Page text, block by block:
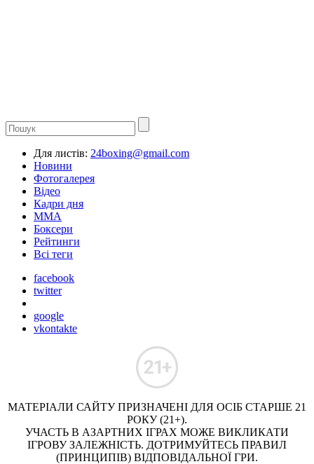
Для листів: 24boxing@gmail.com
Новини
Фотогалерея
Відео
Кадри дня
ММА
Боксери
Рейтинги
Всі теги
facebook
twitter
google
vkontakte
МАТЕРІАЛИ САЙТУ ПРИЗНАЧЕНІ ДЛЯ ОСІБ СТАРШЕ 21
РОКУ (21+).
УЧАСТЬ В АЗАРТНИХ ІГРАХ МОЖЕ ВИКЛИКАТИ
ІГРОВУ ЗАЛЕЖНІСТЬ. ДОТРИМУЙТЕСЬ ПРАВИЛ
(ПРИНЦИПІВ) ВІДПОВІДАЛЬНОЇ ГРИ.